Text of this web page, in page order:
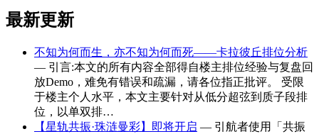
最新更新
不知为何而生，亦不知为何而死——卡拉彼丘排位分析
— 引言:本文的所有内容全部得自楼主排位经验与复盘回
放Demo，难免有错误和疏漏，请各位指正批评。 受限
于楼主个人水平，本文主要针对从低分超弦到质子段排
位，以单双排…
【星轨共振·珠涟曼彩】即将开启 — 引航者使用「共振